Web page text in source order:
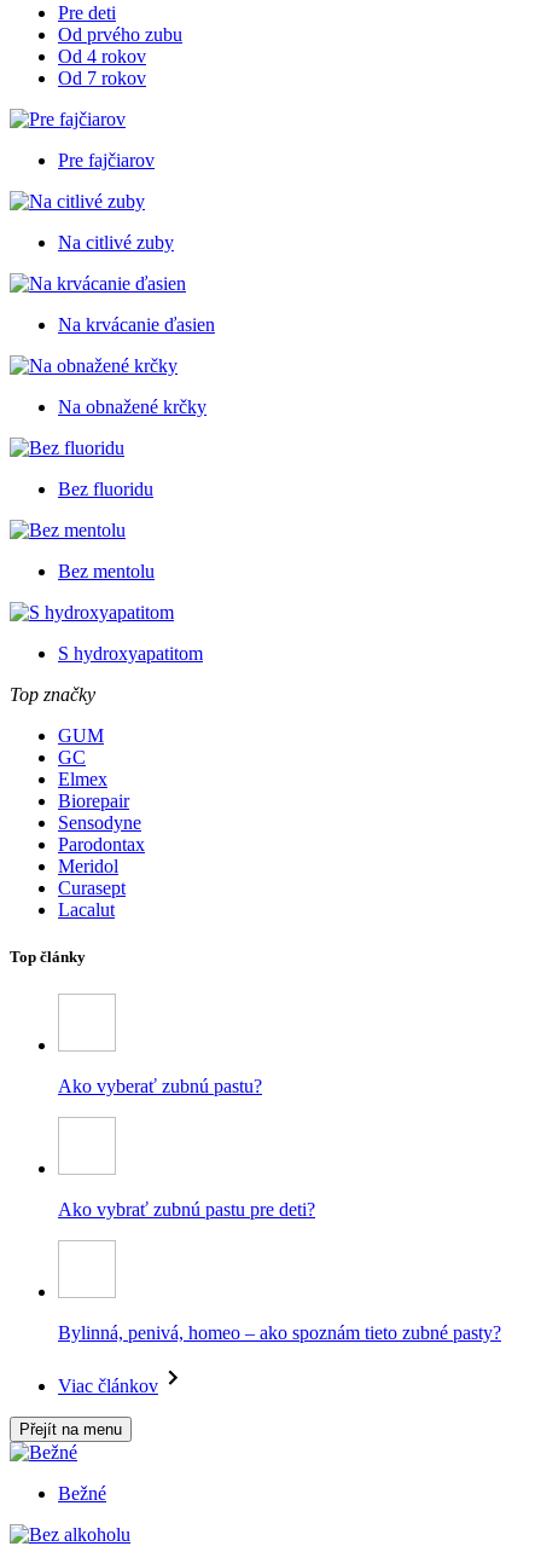
Pre deti
Od prvého zubu
Od 4 rokov
Od 7 rokov
Pre fajčiarov
Na citlivé zuby
Na krvácanie ďasien
Na obnažené krčky
Bez fluoridu
Bez mentolu
S hydroxyapatitom
Top značky
GUM
GC
Elmex
Biorepair
Sensodyne
Parodontax
Meridol
Curasept
Lacalut
Top články
Ako vyberať zubnú pastu?
Ako vybrať zubnú pastu pre deti?
Bylinná, penivá, homeo – ako spoznám tieto zubné pasty?
Viac článkov
Přejít na menu
Bežné